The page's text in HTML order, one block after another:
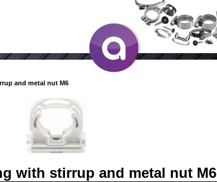
and metal nut M6
with stirrup and metal nut M6